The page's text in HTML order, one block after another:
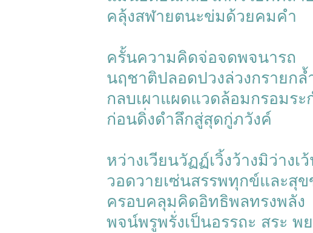
คลุ้งสฬายตนะข่มด้วยคมคำ
ครั้นความคิดจ่อจดพจนารถ
นฤชาติปลอดปวงล่วงกรายกล้
กลบเผาแผดแวดล้อมกรอมระ
ก่อนดิ่งดำลึกสู่สุดกู่ภวังค์
หว่างเวียนวัฏฏ์เวิ้งว้างมิว่างเ
วอดวายเซ่นสรรพทุกข์และสุข
ครอบคลุมคิดอิทธิพลทรงพลัง
พจน์พรูพรั่งเป็นอรรถะ สระ พ